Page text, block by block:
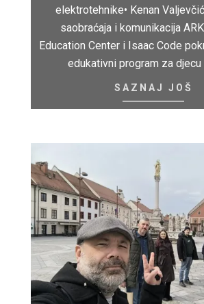
elektrotehnike• Kenan
saobraćaja i komunikacija
Education Center i Isaac Code
edukativni program za
SAZNAJ JOŠ